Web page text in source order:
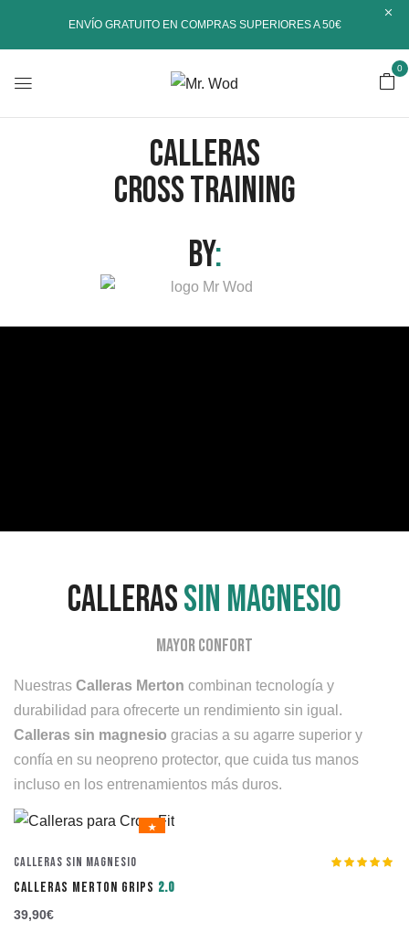
ENVÍO GRATUITO EN COMPRAS SUPERIORES A 50€
0
calleras
cross training
by:
callerassin magnesio
mayor confort
Nuestras Calleras Merton combinan tecnología y
durabilidad para ofrecerte un rendimiento sin igual.
Calleras sin magnesio gracias a su agarre superior y
confía en su neopreno protector, que cuida tus manos
incluso en los entrenamientos más duros.
★
Calleras Sin Magnesio
CALLERAS MERTON GRIPS 2.0
39,90€